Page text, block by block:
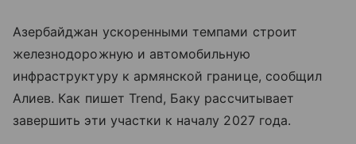
Азербайджан ускоренными темпами строит
железнодорожную и автомобильную
инфраструктуру к армянской границе, сообщил
Алиев. Как пишет Trend, Баку рассчитывает
завершить эти участки к началу 2027 года.